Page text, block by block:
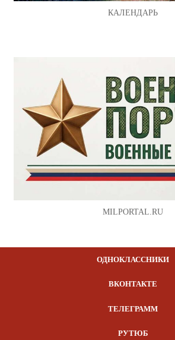
КАЛЕНДАРЬ
MILPORTAL.RU
ОДНОКЛАССНИКИ
ВКОНТАКТЕ
ТЕЛЕГРАММ
РУТЮБ